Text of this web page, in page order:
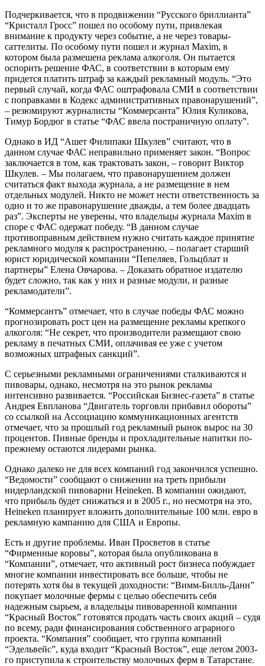
Подчеркивается, что в продвижении “Русского бриллианта”
“Кристалл Гросс” пошел по особому пути, привлекая
внимание к продукту через событие, а не через товары-
саттелиты. По особому пути пошел и журнал Maxim, в
котором была размешена реклама алкоголя. Он пытается
оспорить решение ФАС, в соответствии в которым ему
придется платить штраф за каждый рекламный модуль. “Это
первый случай, когда ФАС оштрафовала СМИ в соответствии
с поправками в Кодекс административных правонарушений”,
– резюмируют журналисты “Коммерсанта” Юлия Куликова,
Тимур Бордюг в статье “ФАС ввела постраничную оплату”.
Однако в ИД “Ашет Филипаки Шкулев” считают, что в
данном случае ФАС неправильно применяет закон. “Вопрос
заключается в том, как трактовать закон, – говорит Виктор
Шкулев. – Мы полагаем, что правонарушением должен
считаться факт выхода журнала, а не размещение в нем
отдельных модулей. Никто не может нести ответственность за
одно и то же правонарушение дважды, а тем более двадцать
раз”. Эксперты не уверены, что владельцы журнала Maxim в
споре с ФАС одержат победу. “В данном случае
противоправным действием нужно считать каждое принятие
рекламного модуля к распространению, – полагает старший
юрист юридической компании “Пепеляев, Гольцблат и
партнеры” Елена Овчарова. – Доказать обратное издателю
будет сложно, так как у них и разные модули, и разные
рекламодатели”.
“Коммерсантъ” отмечает, что в случае победы ФАС можно
прогнозировать рост цен на размещение рекламы крепкого
алкоголя: “Не секрет, что производители размещают свою
рекламу в печатных СМИ, оплачивая ее уже с учетом
возможных штрафных санкций”.
С серьезными рекламными ограничениями сталкиваются и
пивовары, однако, несмотря на это рынок рекламы
интенсивно развивается. “Российская Бизнес-газета” в статье
Андрея Евпланова “Двигатель торговли прибавил обороты”
со ссылкой на Ассоциацию коммуникационных агентств
отмечает, что за прошлый год рекламный рынок вырос на 30
процентов. Пивные бренды и прохладительные напитки по-
прежнему остаются лидерами рынка.
Однако далеко не для всех компаний год закончился успешно.
“Ведомости” сообщают о снижении на треть прибыли
нидерландской пивоварни Heineken. В компании ожидают,
что прибыль будет снижаться и в 2005 г., но несмотря на это,
Heineken планирует вложить дополнительные 100 млн. евро в
рекламную кампанию для США и Европы.
Есть и другие проблемы. Иван Просветов в статье
“Фирменные коровы”, которая была опубликована в
“Компании”, отмечает, что активный рост бизнеса побуждает
многие компании инвестировать все больше, чтобы не
потерять хотя бы в текущей доходности: “Вимм-Билль-Данн”
покупает молочные фермы с целью обеспечить себя
надежным сырьем, а владельцы пивоваренной компании
“Красный Восток” готовятся продать часть своих акций – судя
по всему, ради финансирования собственного аграрного
проекта. “Компания” сообщает, что группа компаний
“Эдельвейс”, куда входит “Красный Восток”, еще летом 2003-
го приступила к строительству молочных ферм в Татарстане.